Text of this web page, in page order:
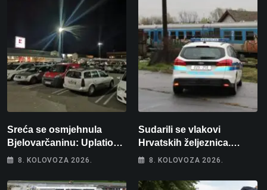
Sreća se osmjehnula
Bjelovarčaninu: Uplatio
samo 4 eura, a osvojio
8. KOLOVOZA 2026.
Sudarili se vlakovi
Hrvatskih željeznica.
Šestero osoba teško
intenzivnoj
8. KOLOVOZA 2026.